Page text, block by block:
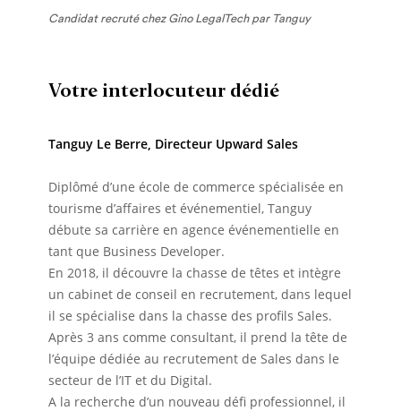
Candidat recruté chez Gino LegalTech par Tanguy
Votre interlocuteur dédié
Tanguy Le Berre, Directeur Upward Sales
Diplômé d’une école de commerce spécialisée en
tourisme d’affaires et événementiel, Tanguy
débute sa carrière en agence événementielle en
tant que Business Developer.
En 2018, il découvre la chasse de têtes et intègre
un cabinet de conseil en recrutement, dans lequel
il se spécialise dans la chasse des profils Sales.
Après 3 ans comme consultant, il prend la tête de
l’équipe dédiée au recrutement de Sales dans le
secteur de l’IT et du Digital.
A la recherche d’un nouveau défi professionnel, il